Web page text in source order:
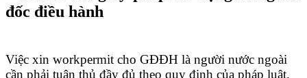
Việc xin workpermit cho GĐĐH là người nước ngoài
cần phải tuân thủ đầy đủ theo quy định của pháp luật.